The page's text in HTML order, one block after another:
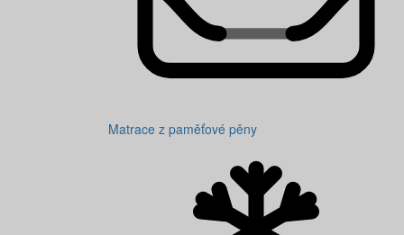
Matrace z paměťové pěny